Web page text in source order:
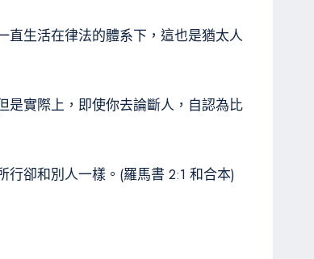
直生活在律法的體系下，這也是猶太人
是實際上，即使你去論斷人，自認為比
卻和別人一樣。(羅馬書 2:1 和合本)